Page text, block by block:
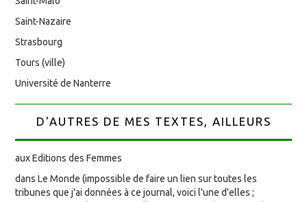
Saint-Nazaire
Strasbourg
Tours (ville)
Université de Nanterre
D'AUTRES DE MES TEXTES, AILLEURS
aux Editions des Femmes
dans Le Monde (impossible de faire un lien sur toutes les
tribunes que j'ai données à ce journal, voici l'une d'elles ;